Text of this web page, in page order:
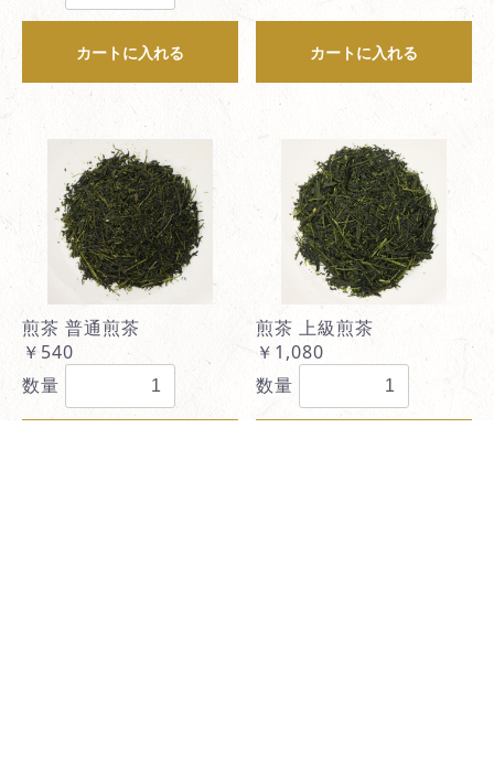
カートに入れる カートに入れる
煎茶 普通煎茶
￥540
数量
煎茶 上級煎茶
￥1,080
数量